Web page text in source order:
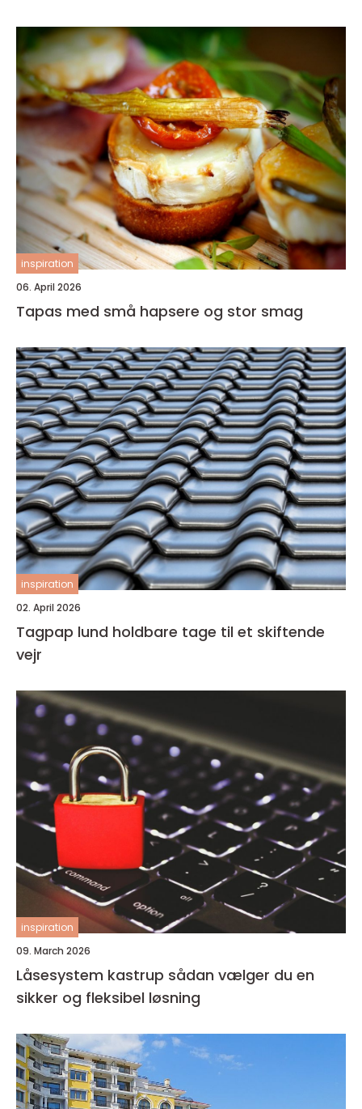
inspiration
06. April 2026
Tapas med små hapsere og stor smag
inspiration
02. April 2026
Tagpap lund holdbare tage til et skiftende
vejr
inspiration
09. March 2026
Låsesystem kastrup sådan vælger du en
sikker og fleksibel løsning